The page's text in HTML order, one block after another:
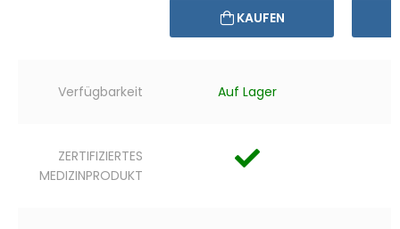
KAUFEN
Verfügbarkeit Auf Lager
ZERTIFIZIERTES
MEDIZINPRODUKT